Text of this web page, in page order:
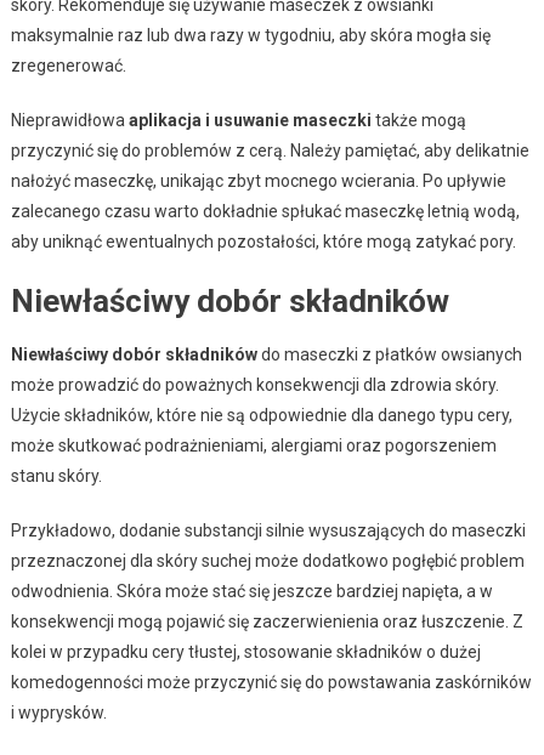
skóry. Rekomenduje się używanie maseczek z owsianki
maksymalnie raz lub dwa razy w tygodniu, aby skóra mogła się
zregenerować.
Nieprawidłowa aplikacja i usuwanie maseczki także mogą
przyczynić się do problemów z cerą. Należy pamiętać, aby delikatnie
nałożyć maseczkę, unikając zbyt mocnego wcierania. Po upływie
zalecanego czasu warto dokładnie spłukać maseczkę letnią wodą,
aby uniknąć ewentualnych pozostałości, które mogą zatykać pory.
Niewłaściwy dobór składników
Niewłaściwy dobór składnikówdo maseczki z płatków owsianych
może prowadzić do poważnych konsekwencji dla zdrowia skóry.
Użycie składników, które nie są odpowiednie dla danego typu cery,
może skutkować podrażnieniami, alergiami oraz pogorszeniem
stanu skóry.
Przykładowo, dodanie substancji silnie wysuszających do maseczki
przeznaczonej dla skóry suchej może dodatkowo pogłębić problem
odwodnienia. Skóra może stać się jeszcze bardziej napięta, a w
konsekwencji mogą pojawić się zaczerwienienia oraz łuszczenie. Z
kolei w przypadku cery tłustej, stosowanie składników o dużej
komedogenności może przyczynić się do powstawania zaskórników
i wyprysków.